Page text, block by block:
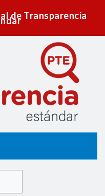
de Transparencia